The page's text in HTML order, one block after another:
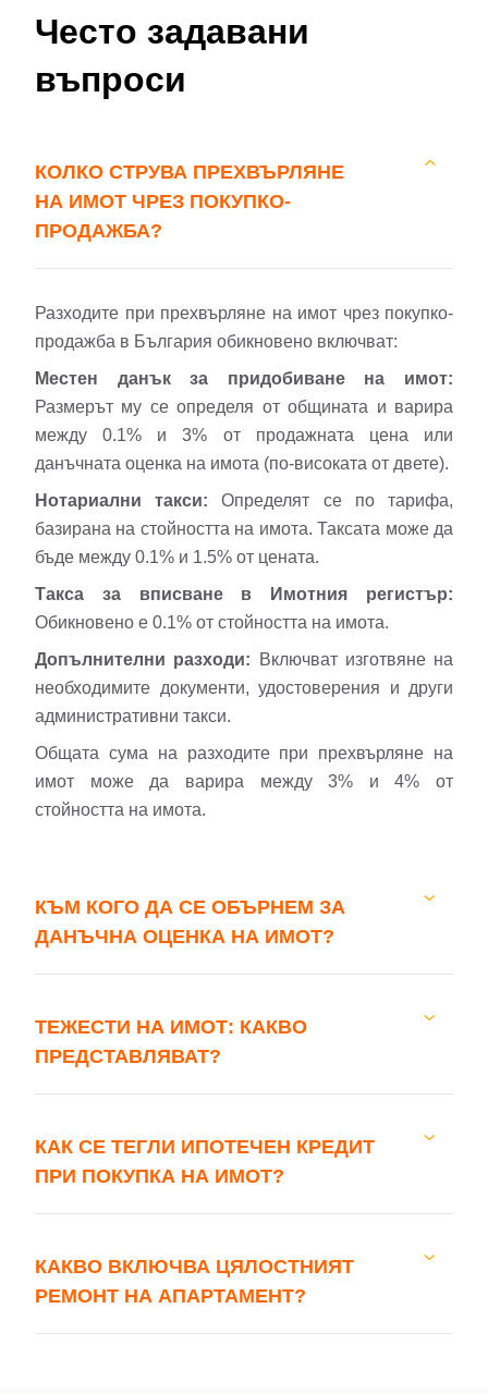
Често задавани
въпроси
КОЛКО СТРУВА ПРЕХВЪРЛЯНЕ
НА ИМОТ ЧРЕЗ ПОКУПКО-
ПРОДАЖБА?
Разходите при прехвърляне на имот чрез покупко-
продажба в България обикновено включват:
Местен данък за придобиване на имот:
Размерът му се определя от общината и варира
между 0.1% и 3% от продажната цена или
данъчната оценка на имота (по-високата от двете).
Нотариални такси:Определят се по тарифа,
базирана на стойността на имота. Таксата може да
бъде между 0.1% и 1.5% от цената.
Такса за вписване в Имотния регистър:
Обикновено е 0.1% от стойността на имота.
Допълнителни разходи:
Включват изготвяне на
необходимите документи, удостоверения и други
административни такси.
Общата сума на разходите при прехвърляне на
имот може да варира между 3% и 4% от
стойността на имота.
КЪМ КОГО ДА СЕ ОБЪРНЕМ ЗА
ДАНЪЧНА ОЦЕНКА НА ИМОТ?
ТЕЖЕСТИ НА ИМОТ: КАКВО
ПРЕДСТАВЛЯВАТ?
КАК СЕ ТЕГЛИ ИПОТЕЧЕН КРЕДИТ
ПРИ ПОКУПКА НА ИМОТ?
КАКВО ВКЛЮЧВА ЦЯЛОСТНИЯТ
РЕМОНТ НА АПАРТАМЕНТ?